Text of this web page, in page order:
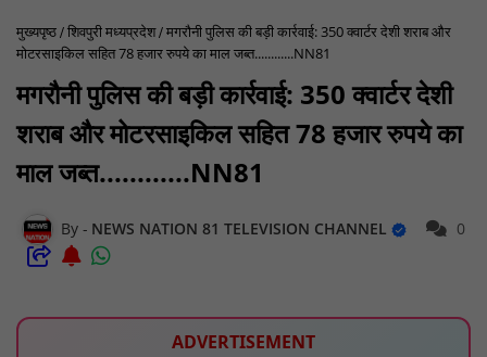
मुख्यपृष्ठ शिवपुरी मध्यप्रदेश मगरौनी पुलिस की बड़ी कार्रवाई: 350 क्वार्टर देशी शराब और
मोटरसाइकिल सहित 78 हजार रुपये का माल जब्त............NN81
मगरौनी पुलिस की बड़ी कार्रवाई: 350 क्वार्टर देशी
शराब और मोटरसाइकिल सहित 78 हजार रुपये का
माल जब्त............NN81
NEWS NATION 81 TELEVISION CHANNEL 0
ADVERTISEMENT